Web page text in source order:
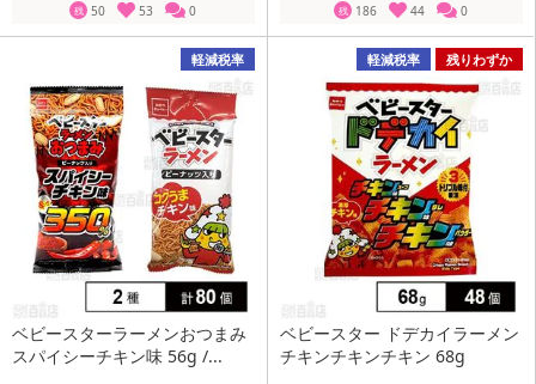
残 50 53 0 残 186 44 0
軽減税率
ベビースターラーメンおつまみ
スパイシーチキン味 56g /...
軽減税率 残りわずか
ベビースター ドデカイラーメン
チキンチキンチキン 68g